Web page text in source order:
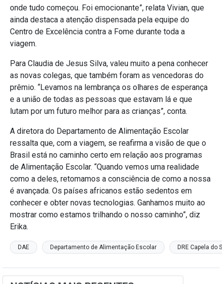
onde tudo começou. Foi emocionante”, relata Vivian, que
ainda destaca a atenção dispensada pela equipe do
Centro de Excelência contra a Fome durante toda a
viagem.
Para Claudia de Jesus Silva, valeu muito a pena conhecer
as novas colegas, que também foram as vencedoras do
prêmio. “Levamos na lembrança os olhares de esperança
e a união de todas as pessoas que estavam lá e que
lutam por um futuro melhor para as crianças”, conta.
A diretora do Departamento de Alimentação Escolar
ressalta que, com a viagem, se reafirma a visão de que o
Brasil está no caminho certo em relação aos programas
de Alimentação Escolar. “Quando vemos uma realidade
como a deles, retomamos a consciência de como a nossa
é avançada. Os países africanos estão sedentos em
conhecer e obter novas tecnologias. Ganhamos muito ao
mostrar como estamos trilhando o nosso caminho”, diz
Erika.
DAE Departamento de Alimentação Escolar DRE Capela do